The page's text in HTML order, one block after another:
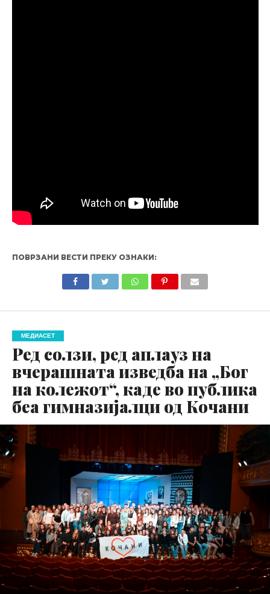
ПОВРЗАНИ ВЕСТИ ПРЕКУ ОЗНАКИ:
МЕДИАСЕТ
Ред солзи, ред аплауз на
вчерашната изведба на „Бог
на колежот“, каде во публика
беа гимназијалци од Кочани